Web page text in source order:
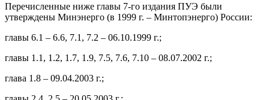
Перечисленные ниже главы 7-го издания ПУЭ были
утверждены Минэнерго (в 1999 г. – Минтопэнерго) России:
главы 6.1 – 6.6, 7.1, 7.2 – 06.10.1999 г.;
главы 1.1, 1.2, 1.7, 1.9, 7.5, 7.6, 7.10 – 08.07.2002 г.;
глава 1.8 – 09.04.2003 г.;